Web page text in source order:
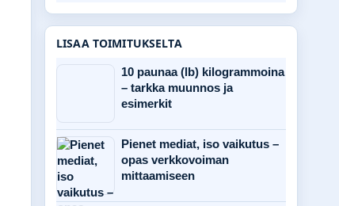
LISAA TOIMITUKSELTA
10 paunaa (lb) kilogrammoina
– tarkka muunnos ja
esimerkit
Pienet mediat, iso vaikutus –
opas verkkovoiman
mittaamiseen